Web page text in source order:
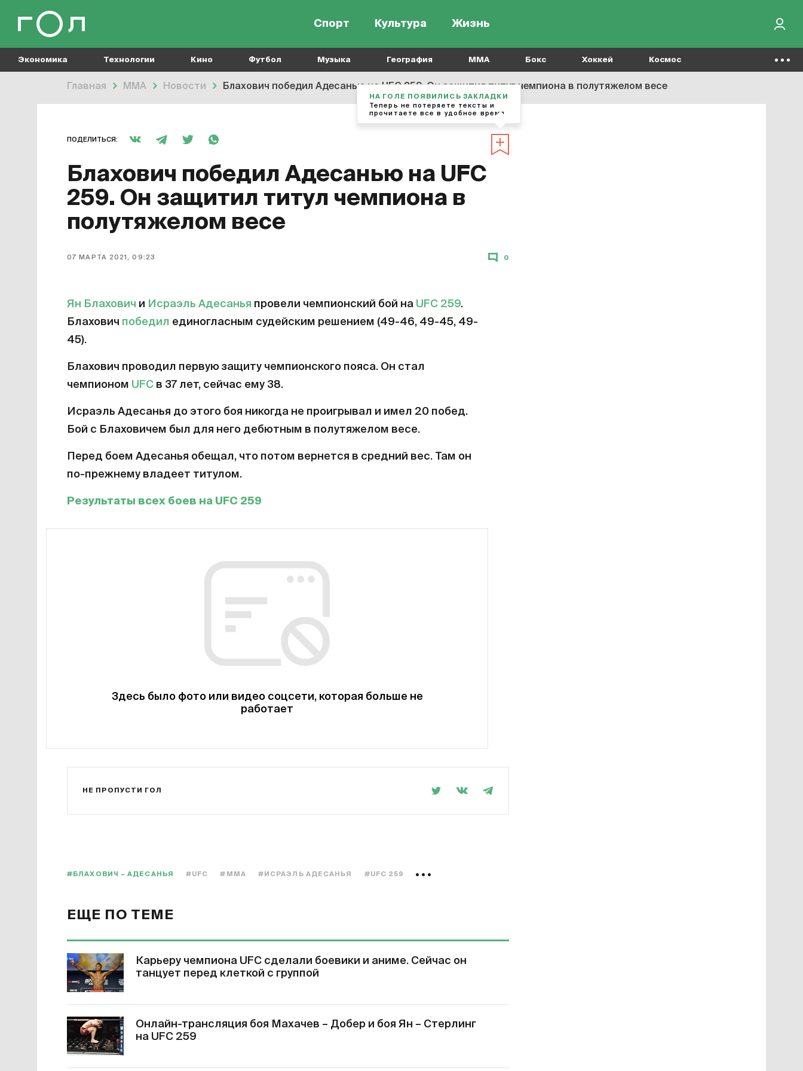
Спорт Культура Жизнь
Экономика Технологии Кино Футбол Музыка География MMA Бокс Хоккей Космос
Главная MMA Новости Блахович победил Адесанью на UFC 259. Он защитил титул чемпиона в полутяжелом весе
ПОДЕЛИТЬСЯ:
Блахович победил Адесанью на UFC
259. Он защитил титул чемпиона в
полутяжелом весе
07 МАРТА 2021, 09:23 0
Ян Блахович и Исраэль Адесанья провели чемпионский бой на UFC 259.
Блахович победил единогласным судейским решением (49-46, 49-45, 49-
45).
Блахович проводил первую защиту чемпионского пояса. Он стал
чемпионом UFC в 37 лет, сейчас ему 38.
Исраэль Адесанья до этого боя никогда не проигрывал и имел 20 побед.
Бой с Блаховичем был для него дебютным в полутяжелом весе.
Перед боем Адесанья обещал, что потом вернется в средний вес. Там он
по-прежнему владеет титулом.
Результаты всех боев на UFC 259
Здесь было фото или видео соцсети, которая больше не
работает
НЕ ПРОПУСТИ ГОЛ
#БЛАХОВИЧ – АДЕСАНЬЯ #UFC #MMA #ИСРАЭЛЬ АДЕСАНЬЯ #UFC 259
ЕЩЕ ПО ТЕМЕ
Карьеру чемпиона UFC сделали боевики и аниме. Сейчас он
танцует перед клеткой с группой
Онлайн-трансляция боя Махачев – Добер и боя Ян – Стерлинг
на UFC 259
НА ГОЛЕ ПОЯВИЛИСЬ ЗАКЛАДКИ
Теперь не потеряете тексты и
прочитаете все в удобное время